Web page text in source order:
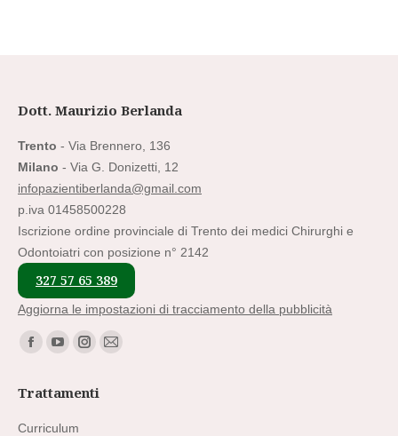
Dott. Maurizio Berlanda
Trento - Via Brennero, 136
Milano - Via G. Donizetti, 12
infopazientiberlanda@gmail.com
p.iva 01458500228
Iscrizione ordine provinciale di Trento dei medici Chirurghi e
Odontoiatri con posizione n° 2142
327 57 65 389
Aggiorna le impostazioni di tracciamento della pubblicità
Find us on:
Facebook
opens
YouTube
opens
in
Instagram
opens
Mail
Trattamenti
Curriculum